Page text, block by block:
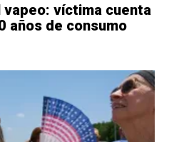
víctima cuenta
años de consumo